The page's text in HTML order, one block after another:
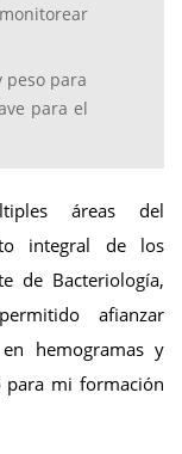
peso para
para el
áreas del
integral de los
de Bacteriología,
afianzar
hemogramas y
para mi formación